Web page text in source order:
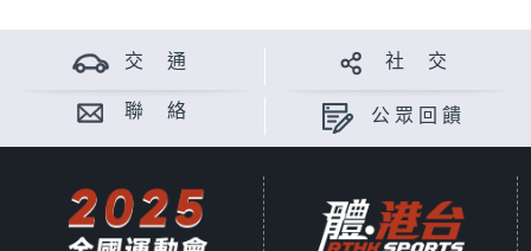
交 通 社 交
聯 絡 公眾回饋